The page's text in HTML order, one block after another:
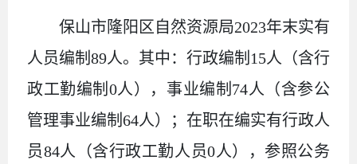
保山市隆阳区自然资源局2023年末实有
人员编制89人。其中：行政编制15人（含行
政工勤编制0人），事业编制74人（含参公
管理事业编制64人）；在职在编实有行政人
员84人（含行政工勤人员0人），参照公务